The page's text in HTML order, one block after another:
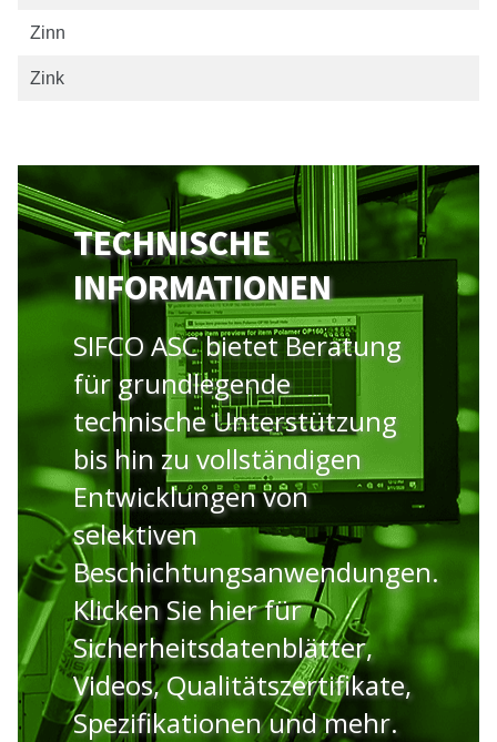
Zinn
Zink
TECHNISCHE
INFORMATIONEN
SIFCO ASC bietet Beratung
für grundlegende
technische Unterstützung
bis hin zu vollständigen
Entwicklungen von
selektiven
Beschichtungsanwendungen.
Klicken Sie hier für
Sicherheitsdatenblätter,
Videos, Qualitätszertifikate,
Spezifikationen und mehr.